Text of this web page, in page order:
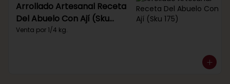
Arrollado Artesanal Receta
Del Abuelo Con Ají (Sku
175)
Venta por 1/4 kg.